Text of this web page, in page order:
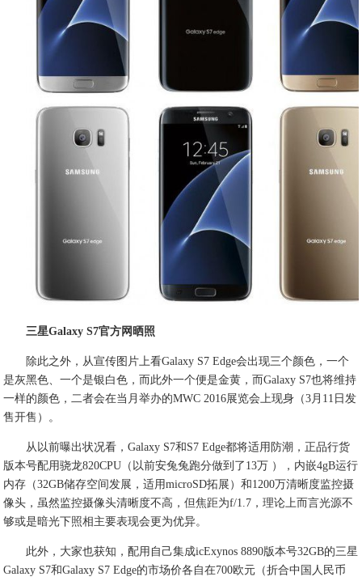
三星Galaxy S7官方网晒照
除此之外，从宣传图片上看Galaxy S7 Edge会出现三个颜色，一个
是灰黑色、一个是银白色，而此外一个便是金黄，而Galaxy S7也将维持
一样的颜色，二者会在当月举办的MWC 2016展览会上现身（3月11日发
售开售）。
从以前曝出状况看，Galaxy S7和S7 Edge都将适用防潮，正品行货
版本号配用骁龙820CPU（以前安兔兔跑分做到了13万 ），内嵌4gB运行
内存（32GB储存空间发展，适用microSD拓展）和1200万清晰度监控摄
像头，虽然监控摄像头清晰度不高，但焦距为f/1.7，理论上而言光源不
够或是暗光下照相主要表现会更为优异。
此外，大家也获知，配用自己集成icExynos 8890版本号32GB的三星
Galaxy S7和Galaxy S7 Edge的市场价各自在700欧元（折合中国人民币